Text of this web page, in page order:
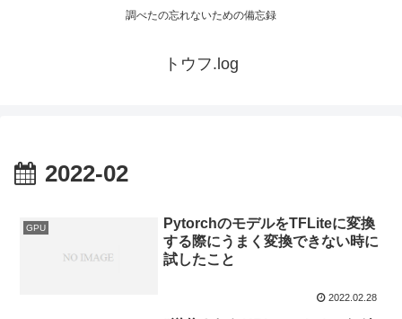
調べたの忘れないための備忘録
トウフ.log
2022-02
GPU
PytorchのモデルをTFLiteに変換
する際にうまく変換できない時に
試したこと
2022.02.28